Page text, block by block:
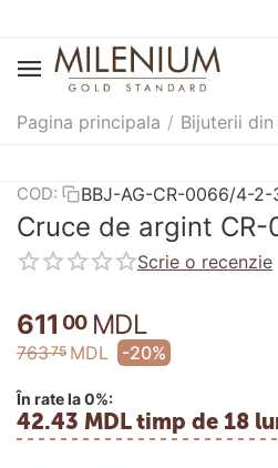
Pagina principala / Bijuterii
COD: BBJ-AG-CR-0066/4-2-
Cruce de argint
Scrie o recenzie
611 00 MDL
76375 MDL -20%
În rate la 0%:
42.43 MDL timp de 18